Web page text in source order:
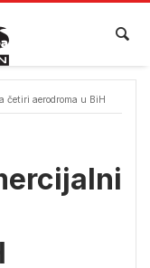
četiri aerodroma u BiH